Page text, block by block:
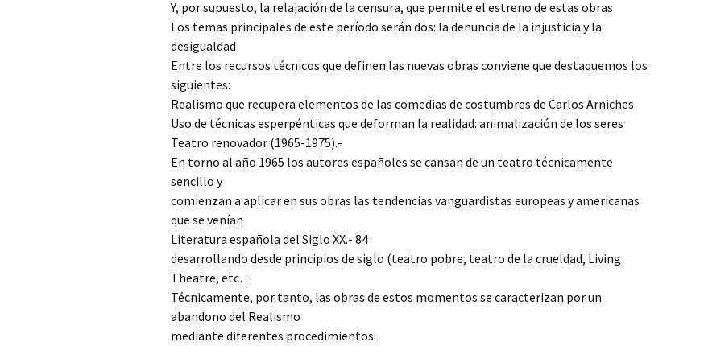
Y, por supuesto, la relajación de la censura, que permite el estreno de estas obras
Los temas principales de este período serán dos: la denuncia de la injusticia y la
desigualdad
Entre los recursos técnicos que definen las nuevas obras conviene que destaquemos los
siguientes:
Realismo que recupera elementos de las comedias de costumbres de Carlos Arniches
Uso de técnicas esperpénticas que deforman la realidad: animalización de los seres
Teatro renovador (1965-1975).-
En torno al año 1965 los autores españoles se cansan de un teatro técnicamente
sencillo y
comienzan a aplicar en sus obras las tendencias vanguardistas europeas y americanas
que se venían
Literatura española del Siglo XX.- 84
desarrollando desde principios de siglo (teatro pobre, teatro de la crueldad, Living
Theatre, etc…
Técnicamente, por tanto, las obras de estos momentos se caracterizan por un
abandono del Realismo
mediante diferentes procedimientos: